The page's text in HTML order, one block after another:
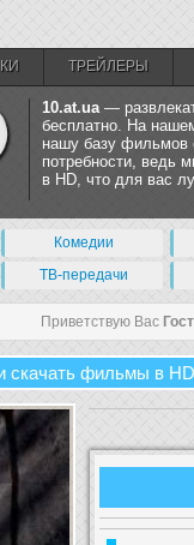
ТРЕЙЛЕРЫ
10.at.ua—
бесплатно. На
нашу базу фильмов
потребности, ведь
в HD, что для вас
Комедии
ТВ-передачи
Приветствую Вас
скачать фильмы в